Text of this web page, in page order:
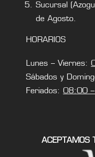
Sucursal
de Agosto.
HORARIOS
Lunes – Viernes:
Sábados y
Feriados: 08:00
ACEPTAMOS